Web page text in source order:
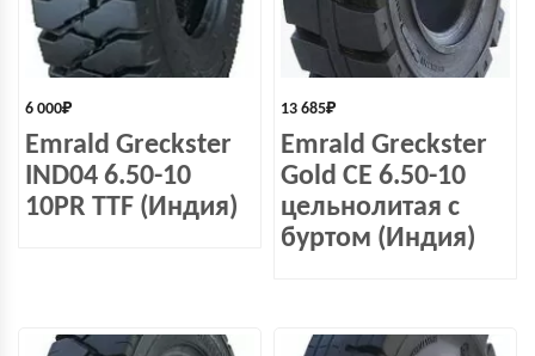
6 000₽
Emrald Greckster
IND04 6.50-10
10PR TTF (Индия)
13 685₽
Emrald Greckster
Gold СЕ 6.50-10
цельнолитая с
буртом (Индия)